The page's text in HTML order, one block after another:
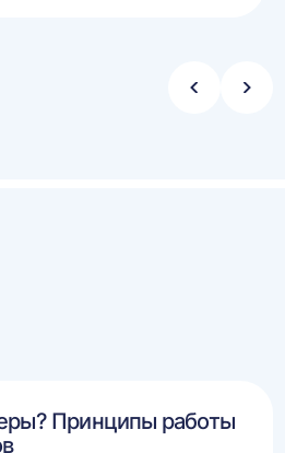
Стрелка
Принципы работы